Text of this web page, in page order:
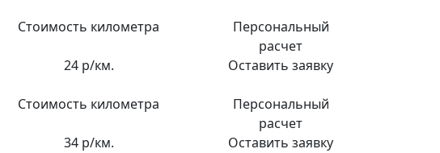
Стоимость километра
Персональный
расчет
24 р/км.
Оставить заявку
Стоимость километра
Персональный
расчет
34 р/км.
Оставить заявку